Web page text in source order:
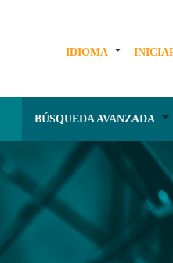
IDIOMA
BÚSQUEDA AVANZADA